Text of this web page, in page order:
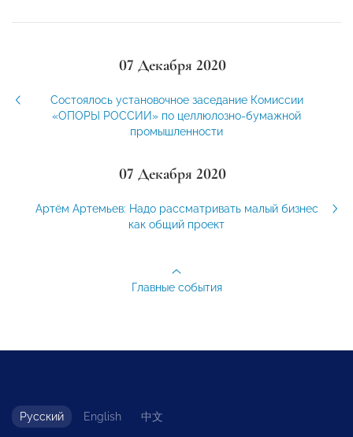
07 Декабря 2020
Состоялось установочное заседание Комиссии
«ОПОРЫ РОССИИ» по целлюлозно-бумажной
промышленности
07 Декабря 2020
Артём Артемьев: Надо рассматривать малый бизнес
как общий проект
Главные события
Русский English 中文